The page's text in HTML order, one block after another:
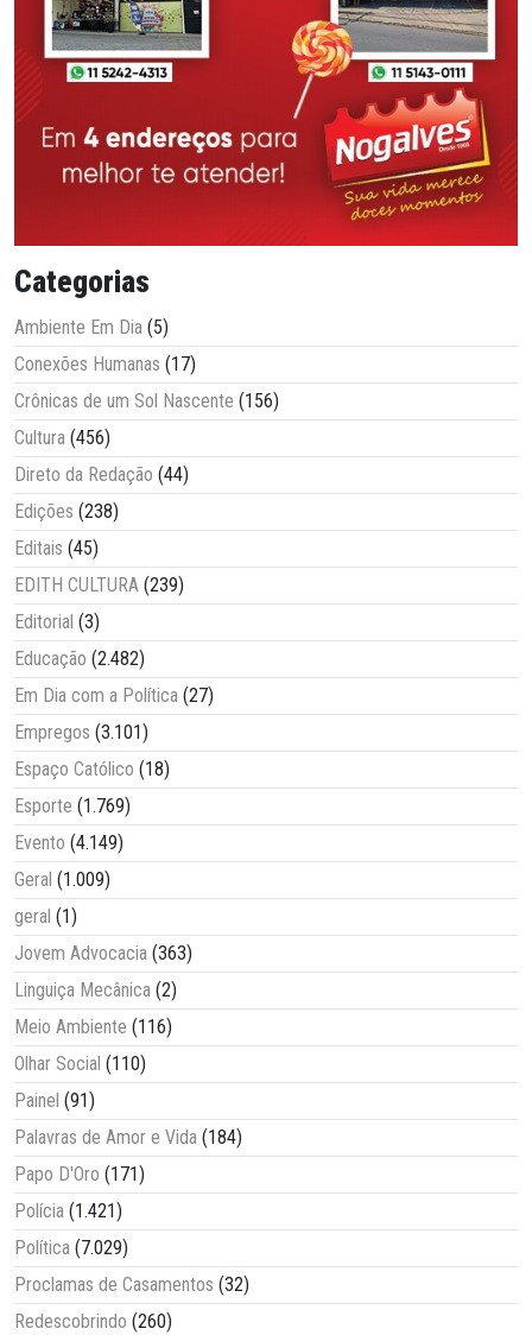
Categorias
Ambiente Em Dia (5)
Conexões Humanas (17)
Crônicas de um Sol Nascente (156)
Cultura (456)
Direto da Redação (44)
Edições (238)
Editais (45)
EDITH CULTURA (239)
Editorial (3)
Educação (2.482)
Em Dia com a Política (27)
Empregos (3.101)
Espaço Católico (18)
Esporte (1.769)
Evento (4.149)
Geral (1.009)
geral (1)
Jovem Advocacia (363)
Linguiça Mecânica (2)
Meio Ambiente (116)
Olhar Social (110)
Painel (91)
Palavras de Amor e Vida (184)
Papo D'Oro (171)
Polícia (1.421)
Política (7.029)
Proclamas de Casamentos (32)
Redescobrindo (260)